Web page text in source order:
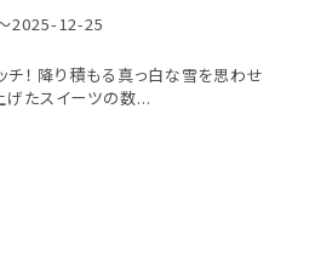
2025-12-25
チ！ 降り積もる真っ白な雪を思わせ
げたスイーツの数...